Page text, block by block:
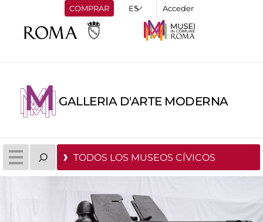
COMPRAR Acceder
GALLERIA D'ARTE MODERNA
TODOS LOS MUSEOS CÍVICOS